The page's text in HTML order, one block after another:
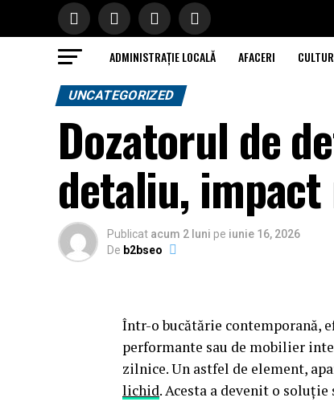
ADMINISTRAȚIE LOCALĂ AFACERI
UNCATEGORIZED
Dozatorul de
detaliu,
Publicat acum 2 luni pe iunie 16, 2026
De b2bseo
Într-o bucătărie contemporană,
performante sau de mobilier
zilnice. Un astfel de element,
lichid. Acesta a devenit o